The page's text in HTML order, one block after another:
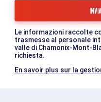
Le informazioni raccolte
trasmesse al personale
valle di Chamonix-Mont-
richiesta.
En savoir plus sur la